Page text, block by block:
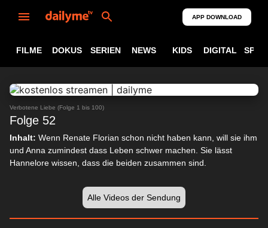
APP DOWNLOAD
FILME DOKUS SERIEN NEWS KIDS DIGITAL
Verbotene Liebe (Folge 1 bis 100)
Folge 52
Inhalt: Wenn Renate Florian schon nicht haben kann, will sie ihm
und Anna zumindest dass Leben schwer machen. Sie lässt
Hannelore wissen, dass die beiden zusammen sind.
Alle Videos der Sendung